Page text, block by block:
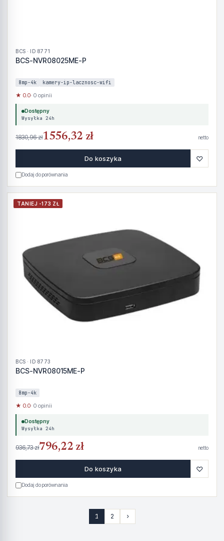
BCS · ID 8771
BCS-NVR08025ME-P
8mp-4k kamery-ip-lacznosc-wifi
★ 0.0· 0 opinii
Dostępny
Wysyłka 24h
1830,96 zł1556,32 zł netto
Do koszyka ♡
Dodaj do porównania
TANIEJ -173 ZŁ
BCS · ID 8773
BCS-NVR08015ME-P
8mp-4k
★ 0.0· 0 opinii
Dostępny
Wysyłka 24h
936,73 zł796,22 zł netto
Do koszyka ♡
Dodaj do porównania
1 2 ›